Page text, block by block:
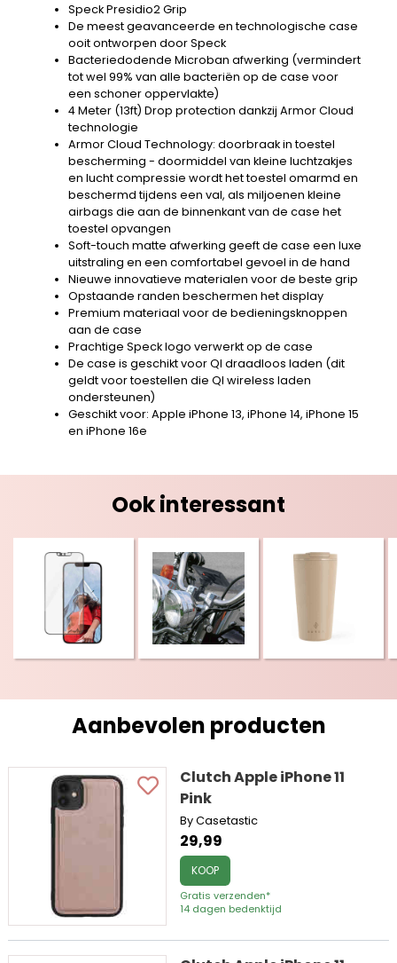
Speck Presidio2 Grip
De meest geavanceerde en technologische case
ooit ontworpen door Speck
Bacteriedodende Microban afwerking (vermindert
tot wel 99% van alle bacteriën op de case voor
een schoner oppervlakte)
4 Meter (13ft) Drop protection dankzij Armor Cloud
technologie
Armor Cloud Technology: doorbraak in toestel
bescherming - doormiddel van kleine luchtzakjes
en lucht compressie wordt het toestel omarmd en
beschermd tijdens een val, als miljoenen kleine
airbags die aan de binnenkant van de case het
toestel opvangen
Soft-touch matte afwerking geeft de case een luxe
uitstraling en een comfortabel gevoel in de hand
Nieuwe innovatieve materialen voor de beste grip
Opstaande randen beschermen het display
Premium materiaal voor de bedieningsknoppen
aan de case
Prachtige Speck logo verwerkt op de case
De case is geschikt voor QI draadloos laden (dit
geldt voor toestellen die QI wireless laden
ondersteunen)
Geschikt voor: Apple iPhone 13, iPhone 14, iPhone 15
en iPhone 16e
Ook interessant
Aanbevolen producten
Clutch Apple iPhone 11
Pink
By Casetastic
29,99
KOOP
Gratis verzenden*
14 dagen bedenktijd